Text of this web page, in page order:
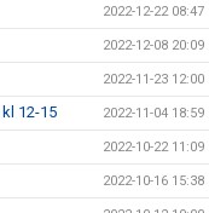
2022-12-22 08:47
2022-12-08 20:09
2022-11-23 12:00
12-15 2022-11-04 18:59
2022-10-22 11:09
2022-10-16 15:38